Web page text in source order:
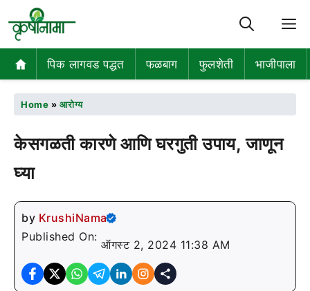
पिक लागवड पद्धत फळबाग फुलशेती भाजीपाला
Home » आरोग्य
केसगळती कारणे आणि घरगुती उपाय, जाणून
घ्या
by KrushiNama
Published On:
ऑगस्ट 2, 2024 11:38 AM